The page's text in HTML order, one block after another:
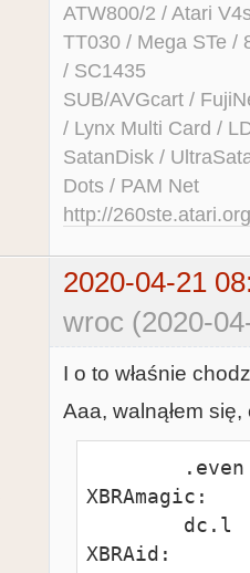
ATW800/2 / Atari
TT030 / Mega STe /
/ SC1435
SUB/AVGcart /
/ Lynx Multi Card /
SatanDisk /
Dots / PAM Net
http://260ste.atari.org
2020-04-21
wroc (2020-
I o to właśnie
Aaa, walnąłem
XBRAmagic:
XBRAid: